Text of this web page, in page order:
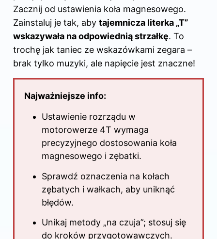
k
Zacznij od ustawienia koła magnesowego.
Zainstaluj je tak, aby tajemnicza literka „T”
wskazywała na odpowiednią strzałkę. To
trochę jak taniec ze wskazówkami zegara –
brak tylko muzyki, ale napięcie jest znaczne!
Najważniejsze info:
Ustawienie rozrządu w
motorowerze 4T wymaga
precyzyjnego dostosowania koła
magnesowego i zębatki.
Sprawdź oznaczenia na kołach
zębatych i wałkach, aby uniknąć
błędów.
Unikaj metody „na czuja”; stosuj się
do kroków przygotowawczych.